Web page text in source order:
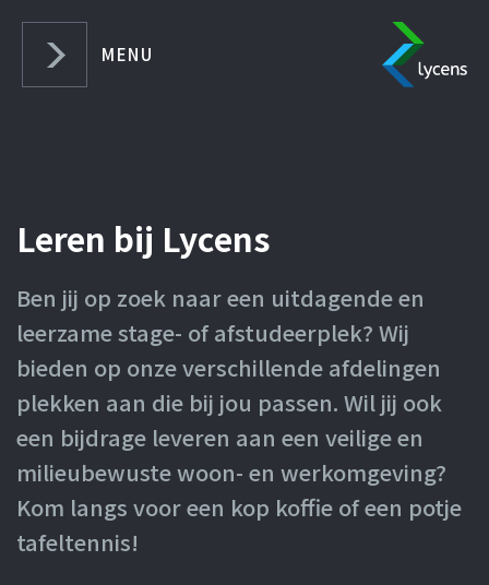
MENU
SLUITEN
Veiligheid & Gezondheid
Actueel
Werken bij Lycens
Leren bij Lycens
Contact
Leren bij Lycens
Ben jij op zoek naar een uitdagende en
leerzame stage- of afstudeerplek? Wij
bieden op onze verschillende afdelingen
plekken aan die bij jou passen. Wil jij ook
een bijdrage leveren aan een veilige en
milieubewuste woon- en werkomgeving?
Kom langs voor een kop koffie of een potje
tafeltennis!